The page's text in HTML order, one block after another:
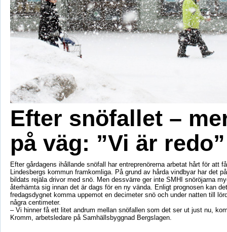
Efter snöfallet –
på väg: ”Vi är redo”
Efter gårdagens ihållande snöfall har entreprenörerna arbetat hårt för att
Lindesbergs kommun framkomliga. På grund av hårda vindbyar har det
bildats rejäla drivor med snö. Men dessvärre ger inte SMHI snöröjarna
återhämta sig innan det är dags för en ny vända. Enligt prognosen kan
fredagsdygnet komma uppemot en decimeter snö och under natten till
några centimeter.
– Vi hinner få ett litet andrum mellan snöfallen som det ser ut just nu,
Kromm, arbetsledare på Samhällsbyggnad Bergslagen.